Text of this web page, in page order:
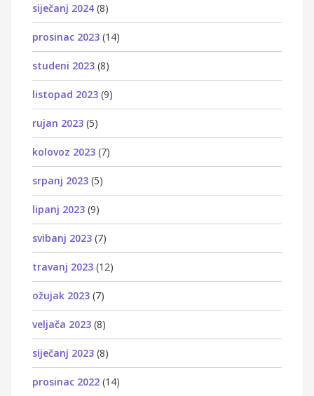
siječanj 2024 (8)
prosinac 2023 (14)
studeni 2023 (8)
listopad 2023 (9)
rujan 2023 (5)
kolovoz 2023 (7)
srpanj 2023 (5)
lipanj 2023 (9)
svibanj 2023 (7)
travanj 2023 (12)
ožujak 2023 (7)
veljača 2023 (8)
siječanj 2023 (8)
prosinac 2022 (14)